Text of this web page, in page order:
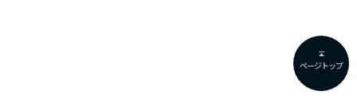
ページトップ